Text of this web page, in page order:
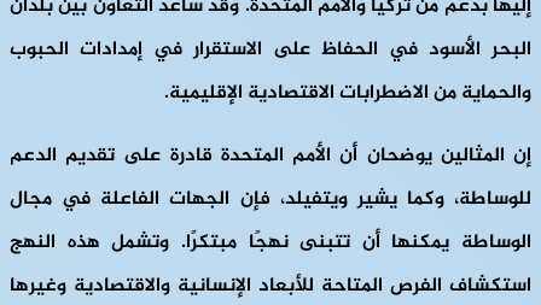
إليها بدعم من تركيا والأمم المتحدة. وقد ساعد التعاون بين بلدان
البحر الأسود في الحفاظ على الاستقرار في إمدادات الحبوب
والحماية من الاضطرابات الاقتصادية الإقليمية.
إن المثالين يوضحان أن الأمم المتحدة قادرة على تقديم الدعم
للوساطة، وكما يشير ويتفيلد، فإن الجهات الفاعلة في مجال
الوساطة يمكنها أن تتبنى نهجًا مبتكرًا. وتشمل هذه النهج
استكشاف الفرص المتاحة للأبعاد الإنسانية والاقتصادية وغيرها